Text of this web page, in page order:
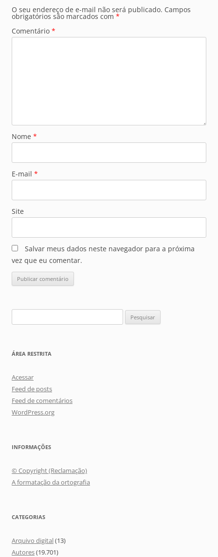
O seu endereço de e-mail não será publicado. Campos
obrigatórios são marcados com *
Comentário *
Nome *
E-mail *
Site
Salvar meus dados neste navegador para a próxima
vez que eu comentar.
por:
ÁREA RESTRITA
Acessar
Feed de posts
Feed de comentários
WordPress.org
INFORMAÇÕES
© Copyright (Reclamação)
A formatação da ortografia
CATEGORIAS
Arquivo digital(13)
Autores(19.701)